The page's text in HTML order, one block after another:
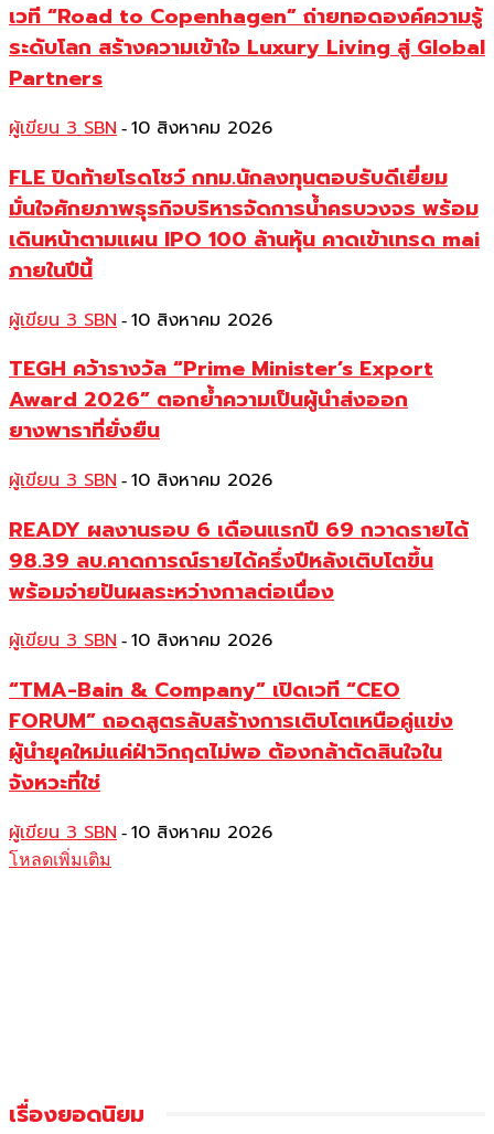
เวที “Road to Copenhagen” ถ่ายทอดองค์ความรู้
ระดับโลก สร้างความเข้าใจ Luxury Living สู่ Global
Partners
ผู้เขียน 3 SBN - 10 สิงหาคม 2026
FLE ปิดท้ายโรดโชว์ กทม.นักลงทุนตอบรับดีเยี่ยม
มั่นใจศักยภาพธุรกิจบริหารจัดการน้ำครบวงจร พร้อม
เดินหน้าตามแผน IPO 100 ล้านหุ้น คาดเข้าเทรด mai
ภายในปีนี้
ผู้เขียน 3 SBN - 10 สิงหาคม 2026
TEGH คว้ารางวัล “Prime Minister’s Export
Award 2026” ตอกย้ำความเป็นผู้นำส่งออก
ยางพาราที่ยั่งยืน
ผู้เขียน 3 SBN - 10 สิงหาคม 2026
READY ผลงานรอบ 6 เดือนแรกปี 69 กวาดรายได้
98.39 ลบ.คาดการณ์รายได้ครึ่งปีหลังเติบโตขึ้น
พร้อมจ่ายปันผลระหว่างกาลต่อเนื่อง
ผู้เขียน 3 SBN - 10 สิงหาคม 2026
“TMA-Bain & Company” เปิดเวที “CEO
FORUM” ถอดสูตรลับสร้างการเติบโตเหนือคู่แข่ง
ผู้นำยุคใหม่แค่ฝ่าวิกฤตไม่พอ ต้องกล้าตัดสินใจใน
จังหวะที่ใช่
ผู้เขียน 3 SBN - 10 สิงหาคม 2026
โหลดเพิ่มเติม
เรื่องยอดนิยม